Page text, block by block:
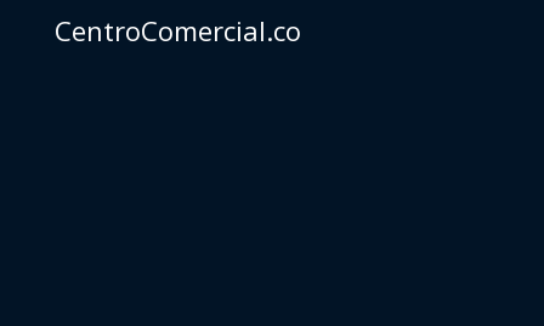
CentroComercial.co